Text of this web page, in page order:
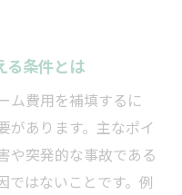
る条件とは
ム費用を補填するに
があります。主なポイ
や突発的な事故である
ではないことです。例